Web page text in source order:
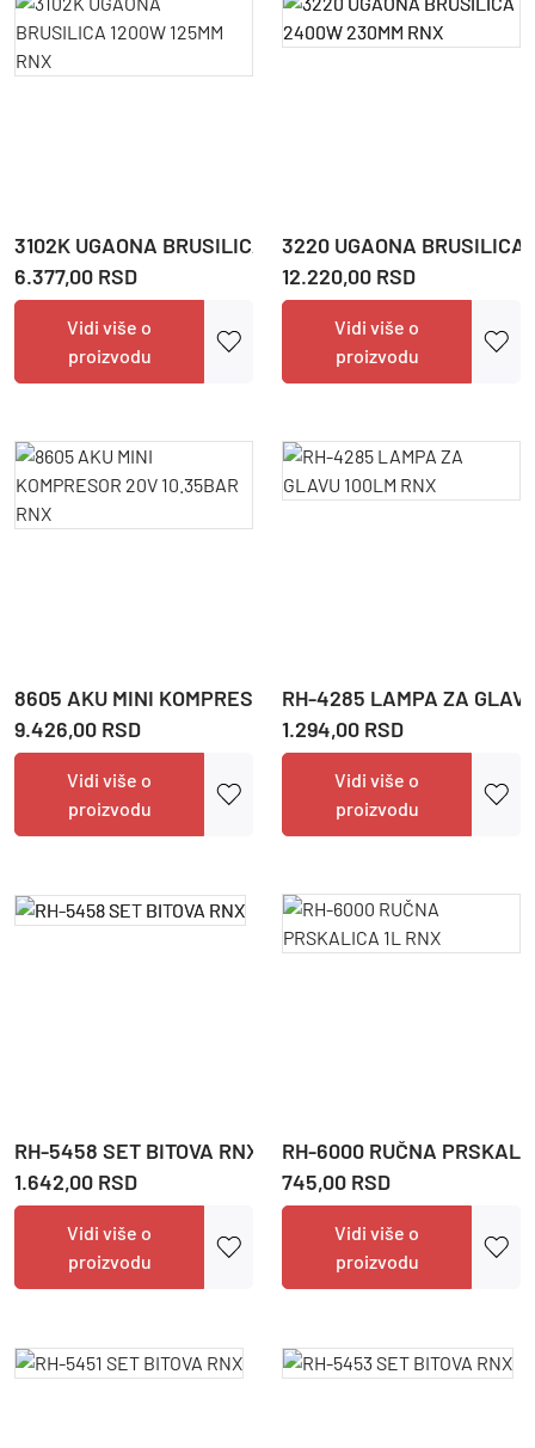
3102K UGAONA BRUSILICA 1200W 125MM RNX
6.377,00 RSD
Vidi više o
proizvodu
3220 UGAONA
12.220,00 RSD
Vidi više o
proizvodu
8605 AKU MINI KOMPRESOR 20V 10.35BAR RNX
9.426,00 RSD
Vidi više o
proizvodu
RH-4285 LAMPA ZA
1.294,00 RSD
Vidi više o
proizvodu
RH-5458 SET BITOVA RNX
1.642,00 RSD
Vidi više o
proizvodu
RH-6000 RUČNA
745,00 RSD
Vidi više o
proizvodu